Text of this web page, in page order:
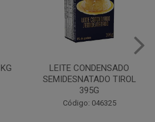
CHANTILINHO EM PO 400G
MIX
Código: 037442